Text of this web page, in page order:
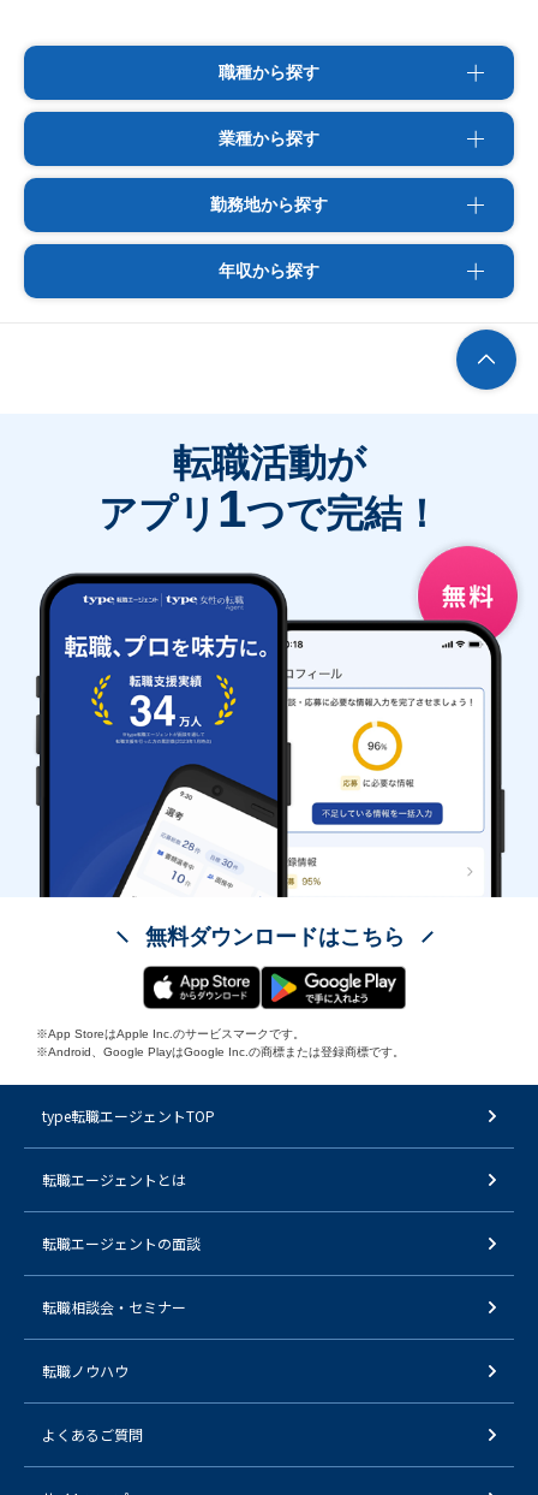
職種から探す
業種から探す
勤務地から探す
年収から探す
転職活動が
アプリ 1つで完結！
無料ダウンロードはこちら
※App StoreはApple Inc.のサービスマークです。
※Android、Google PlayはGoogle Inc.の商標または登録商標です。
type転職エージェントTOP
転職エージェントとは
転職エージェントの面談
転職相談会・セミナー
転職ノウハウ
よくあるご質問